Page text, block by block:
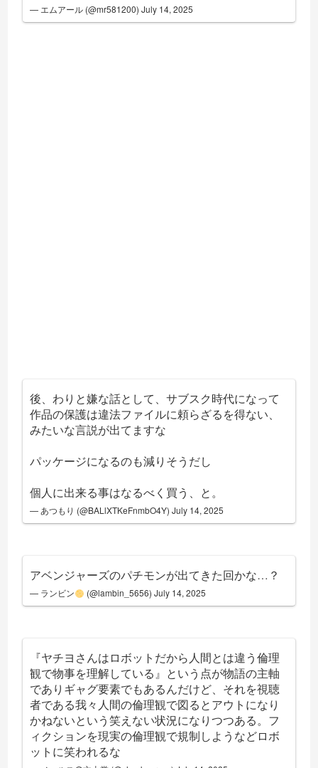
— エムアール (@mr581200)July 14, 2025
後、わりと嫌な話として、サブスク時代になって
作品の保護は違法ファイルに頼らざるを得ない、
みたいな言説が出てますな
パッケージになるのも減りそうだし
個人に出来る事はなるべく買う、と。
— あつもり (@BALlXTKeFnmbO4Y)July 14, 2025
アベンジャーズのパチモンが出てきた回かな…？
— ランビン (@lambin_5656) July 14, 2025
『ヤチヨさんはロボットだから人間とは違う倫理
観で物事を理解している』という点が物語の主軸
でありギャグ要素でもあるんだけど、それを視聴
者である我々人間の倫理観で図るとアウトになり
かねないという笑えない状況になりつつある。フ
ィクションを現実の倫理観で規制しようなどロボ
ットに笑われるな